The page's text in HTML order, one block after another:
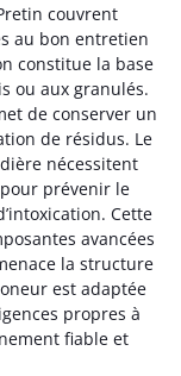
couvrent
au bon entretien
constitue la base
ou aux granulés.
de conserver un
de résidus. Le
nécessitent
prévenir le
Cette
avancées
la structure
est adaptée
propres à
fiable et